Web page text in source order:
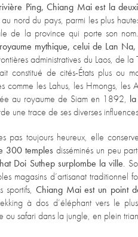
Ping, Chiang Mai est la
au nord du pays, parmi les plus
de la province qui porte son
mythique, celui de Lan
administratives du Laos, de
constitué de cités-États plus ou
comme les Lahus, les Hmongs, les
au royaume de Siam en 1892,
une trace de ses diverses
pas toujours heureux, elle
300 temples disséminés un peu
Doi Suthep surplombe la ville.
magasins d’artisanat traditionnel
sportifs, Chiang Mai est un point
à dos d’éléphant vers le
ou safari dans la jungle, en plein